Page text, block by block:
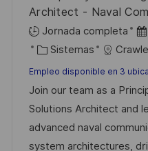
b
i
a
c
i
ó
o
Architect - Naval
Jornada completa
F
e
c
h
a
d
e
C
a
t
e
g
o
Sistemas
Empleo disponible en 3
Join our team as a
Solutions Architect and
advanced naval
system architectures,